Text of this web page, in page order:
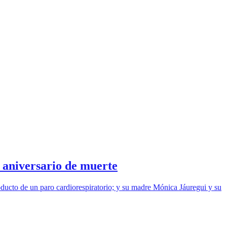
de muerte
de un paro cardiorespiratorio; y su madre Mónica Jáuregui y su